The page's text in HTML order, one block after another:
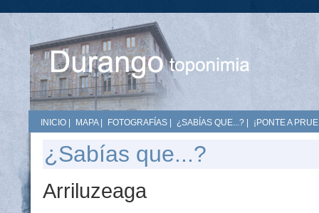
INICIO MAPA| FOTOGRAFÍAS ¿SABÍAS QUE...? ¡PONTE A
¿Sabías que...?
Arriluzeaga